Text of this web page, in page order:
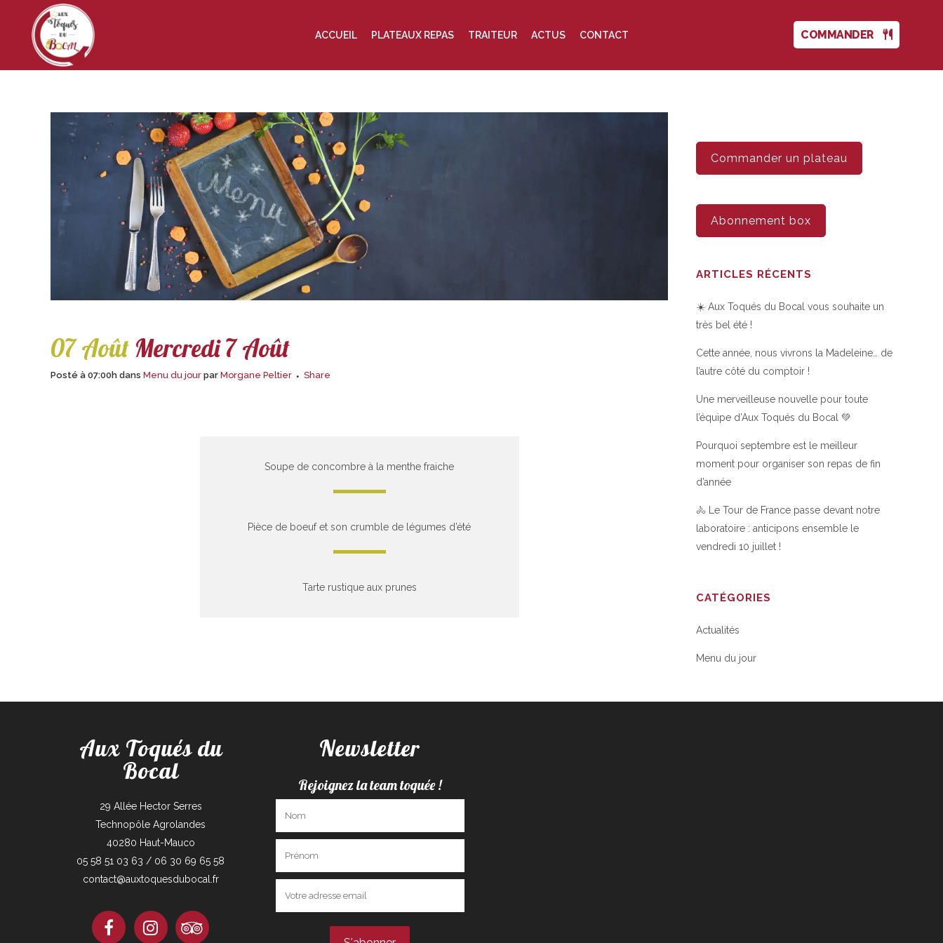
COMMANDER
ACCUEIL PLATEAUX REPAS TRAITEUR ACTUS CONTACT
07 Août Mercredi 7 Août
Posté à 07:00h dans Menu du jour par Morgane Peltier Share
Soupe de concombre à la menthe fraiche
Pièce de boeuf et son crumble de légumes d’été
Tarte rustique aux prunes
Commander un plateau
Abonnement box
ARTICLES RÉCENTS
☀️ Aux Toqués du Bocal vous souhaite un
très bel été !
Cette année, nous vivrons la Madeleine… de
l’autre côté du comptoir !
Une merveilleuse nouvelle pour toute
l’équipe d’Aux Toqués du Bocal 💚
Pourquoi septembre est le meilleur
moment pour organiser son repas de fin
d’année
🚴 Le Tour de France passe devant notre
laboratoire : anticipons ensemble le
vendredi 10 juillet !
CATÉGORIES
Actualités
Menu du jour
Aux Toqués du
Bocal
29 Allée Hector Serres
Technopôle Agrolandes
40280 Haut-Mauco
05 58 51 03 63 / 06 30 69 65 58
contact@auxtoquesdubocal.fr
Newsletter
Rejoignez la team toquée !